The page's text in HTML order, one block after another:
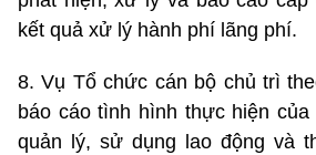
kết quả xử lý hành phí lãng phí.
8. Vụ Tổ chức cán bộ chủ trì
báo cáo tình hình thực hiện
quản lý, sử dụng lao động và